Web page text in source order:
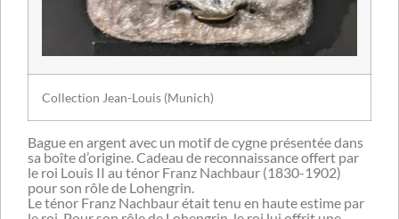
Collection Jean-Louis (Munich)
Bague en argent avec un motif de cygne présentée dans
sa boîte d’origine. Cadeau de reconnaissance offert par
le roi Louis II au ténor Franz Nachbaur (1830-1902)
pour son rôle de Lohengrin.
Le ténor Franz Nachbaur était tenu en haute estime par